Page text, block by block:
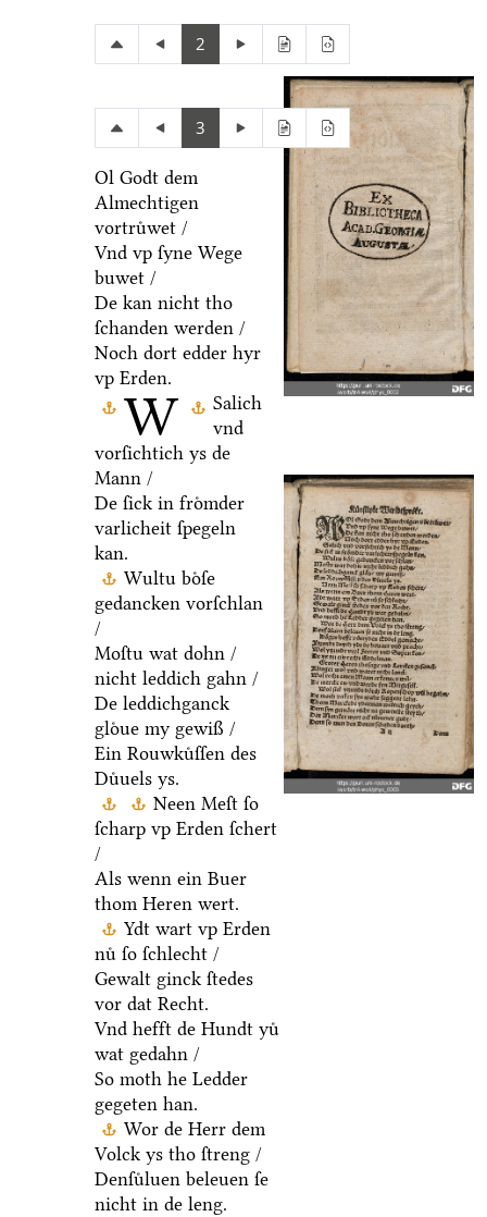
2
3
W
Ol Godt dem
Almechtigen
vortruͤwet /
Vnd vp ſyne Wege
buwet /
De kan nicht tho
ſchanden werden /
Noch dort edder hyr
vp Erden.
Salich
vnd
vorſichtich ys de
Mann /
De ſick in froͤmder
varlicheit ſpegeln
kan.
Wultu boͤſe
gedancken vorſchlan
/
Moſtu wat dohn /
nicht leddich gahn /
De leddichganck
gloͤue my gewiß /
Ein Rouwkuͤſſen des
Duͤuels ys.
Neen Meſt ſo
ſcharp vp Erden ſchert
/
Als wenn ein Buer
thom Heren wert.
Ydt wart vp Erden
nuͤ ſo ſchlecht /
Gewalt ginck ſtedes
vor dat Recht.
Vnd hefft de Hundt yuͤ
wat gedahn /
So moth he Ledder
gegeten han.
Wor de Herr dem
Volck ys tho ſtreng /
Denſuͤluen beleuen ſe
nicht in de leng.